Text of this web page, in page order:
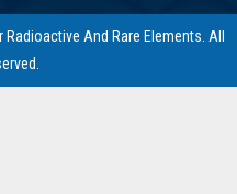
And Rare Elements. All